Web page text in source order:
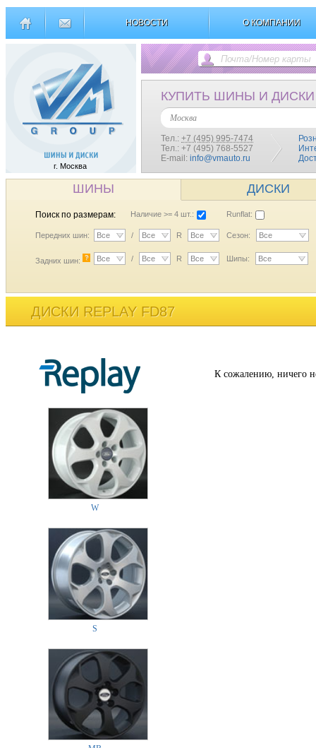
НОВОСТИ О КОМПАНИИ
г. Москва
КУПИТЬ ШИНЫ И ДИСКИ
Москва
Тел.: +7 (495) 995-7474
Тел.: +7 (495) 768-5527
E-mail: info@vmauto.ru
ШИНЫ ДИСКИ
Поиск по размерам: Наличие >= 4 шт.: Runflat:
Передних шин: Все / Все R Все Сезон: Все
Задних шин: ? Все / Все R Все Шипы: Все
ДИСКИ REPLAY FD87
W
S
К сожалению, ничего